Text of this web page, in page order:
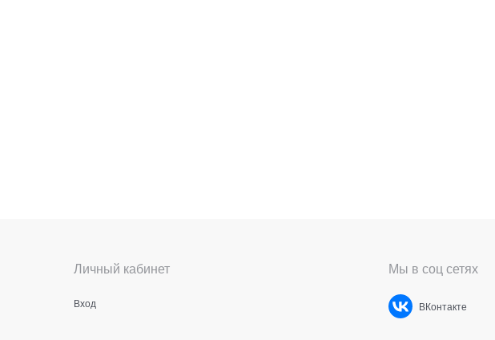
Личный кабинет
Вход
Мы в соц сетях
ВКонтакте